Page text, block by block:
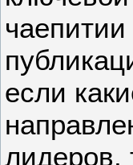
если
лидеров,